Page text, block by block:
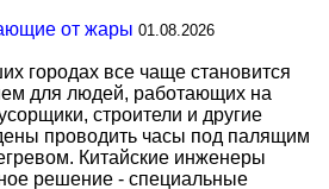
от жары 01.08.2026
городах все чаще становится
для людей, работающих на
строители и другие
проводить часы под палящим
Китайские инженеры
решение - специальные